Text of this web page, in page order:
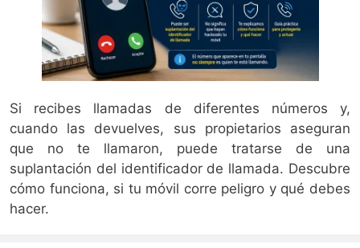
Si recibes llamadas de diferentes números y,
cuando las devuelves, sus propietarios aseguran
que no te llamaron, puede tratarse de una
suplantación del identificador de llamada. Descubre
cómo funciona, si tu móvil corre peligro y qué debes
hacer.